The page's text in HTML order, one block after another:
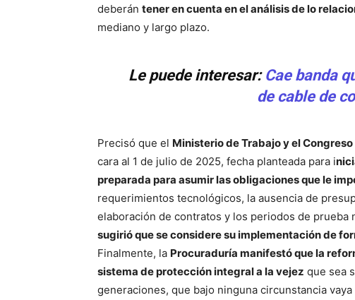
deberán tener en cuenta en el análisis de lo
mediano y largo plazo.
Le puede interesar: Cae banda
de cable de
Precisó que el Ministerio de Trabajo y el Congreso
cara al 1 de julio de 2025, fecha planteada para i
preparada para asumir las obligaciones que le
requerimientos tecnológicos, la ausencia de
elaboración de contratos y los periodos de prueba
sugirió que se considere su implementación de
Finalmente, la Procuraduría manifestó que la
sistema de protección integral a la vejez que sea
generaciones, que bajo ninguna circunstancia